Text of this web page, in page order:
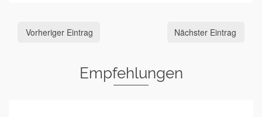
Vorheriger Eintrag Nächster Eintrag
Empfehlungen